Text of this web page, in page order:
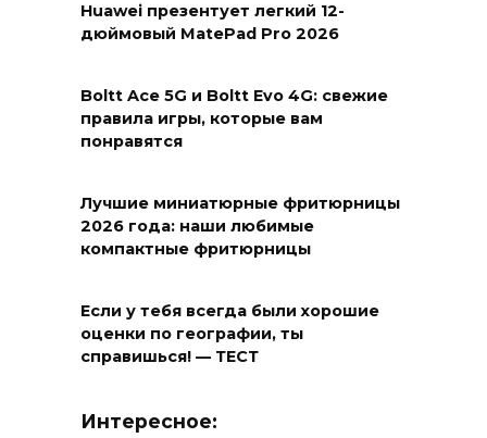
Huawei презентует легкий 12-
дюймовый MatePad Pro 2026
Boltt Ace 5G и Boltt Evo 4G: свежие
правила игры, которые вам
понравятся
Лучшие миниатюрные фритюрницы
2026 года: наши любимые
компактные фритюрницы
Если у тебя всегда были хорошие
оценки по географии, ты
справишься! — ТЕСТ
Интересное: